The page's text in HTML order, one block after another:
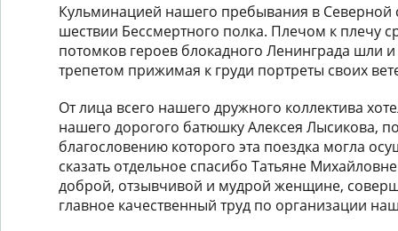
Кульминацией нашего пребывания в Северной
шествии Бессмертного полка. Плечом к плечу
потомков героев блокадного Ленинграда шли
трепетом прижимая к груди портреты своих
От лица всего нашего дружного коллектива
нашего дорогого батюшку Алексея Лысикова,
благословению которого эта поездка могла
сказать отдельное спасибо Татьяне
доброй, отзывчивой и мудрой женщине,
главное качественный труд по организации